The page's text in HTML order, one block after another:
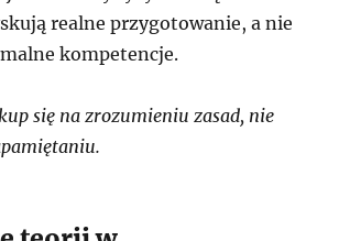
realne przygotowanie, a nie
kompetencje.
się na zrozumieniu zasad, nie